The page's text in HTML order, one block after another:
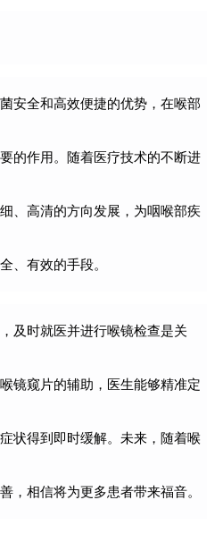
安全和高效便捷的优势，在喉部
的作用。随着医疗技术的不断进
、高清的方向发展，为咽喉部疾
、有效的手段。
及时就医并进行喉镜检查是关
镜窥片的辅助，医生能够精准定
状得到即时缓解。未来，随着喉
，相信将为更多患者带来福音。